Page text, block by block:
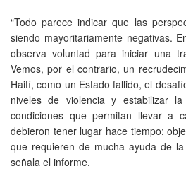
“Todo parece indicar que las
siendo mayoritariamente negativas.
observa voluntad para iniciar una
Vemos, por el contrario, un
Haití, como un Estado fallido, el
niveles de violencia y estabilizar
condiciones que permitan llevar a
debieron tener lugar hace tiempo;
que requieren de mucha ayuda de la
señala el informe.